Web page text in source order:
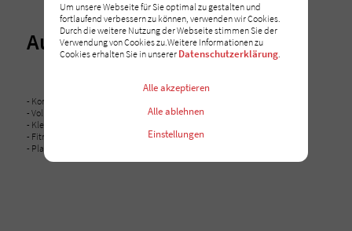
Ausstattung
- Konferenzräume
- Vollklimatisiert
- Kletter- & Boulderhalle auf dem Areal
- Fitnessstudio und Gastronomie im Nachbarsgebäude
- Planung: Foodtruck im Hof
Um unsere Webseite für Sie optimal zu gestalten und
fortlaufend verbessern zu können, verwenden wir Cookies.
Durch die weitere Nutzung der Webseite stimmen Sie der
Verwendung von Cookies zu.Weitere Informationen zu
Cookies erhalten Sie in unserer Datenschutzerklärung.
Einstellungen
Alle ablehnen
Alle akzeptieren